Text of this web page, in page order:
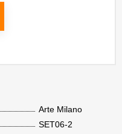
Arte Milano
SET06-2